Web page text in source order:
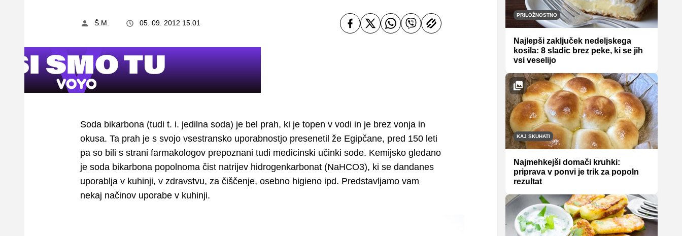
Š.M. 05. 09. 2012 15.01
Soda bikarbona (tudi t. i. jedilna soda) je bel prah, ki je topen v vodi in je brez vonja in
okusa. Ta prah je s svojo vsestransko uporabnostjo presenetil že Egipčane, pred 150 leti
pa so bili s strani farmakologov prepoznani tudi medicinski učinki sode. Kemijsko gledano
je soda bikarbona popolnoma čist natrijev hidrogenkarbonat (NaHCO3), ki se dandanes
uporablja v kuhinji, v zdravstvu, za čiščenje, osebno higieno ipd. Predstavljamo vam
nekaj načinov uporabe v kuhinji.
PRILOŽNOSTNO
Najlepši zaključek nedeljskega
kosila: 8 sladic brez peke, ki se jih
vsi veselijo
KAJ SKUHATI
Najmehkejši domači kruhki:
priprava v ponvi je trik za popoln
rezultat